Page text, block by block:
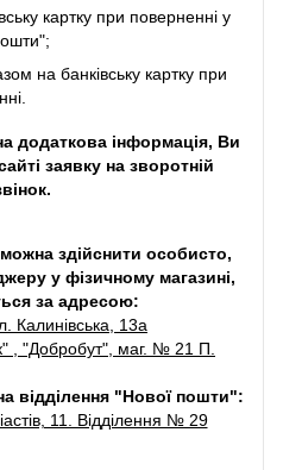
картку при поверненні у
на банківську картку при
додаткова інформація, Ви
заявку на зворотній
здійснити особисто,
у фізичному магазині,
за адресою:
Калинівська, 13а
, "Добробут", маг. № 21 П.
відділення "Нової пошти":
11. Відділення № 29